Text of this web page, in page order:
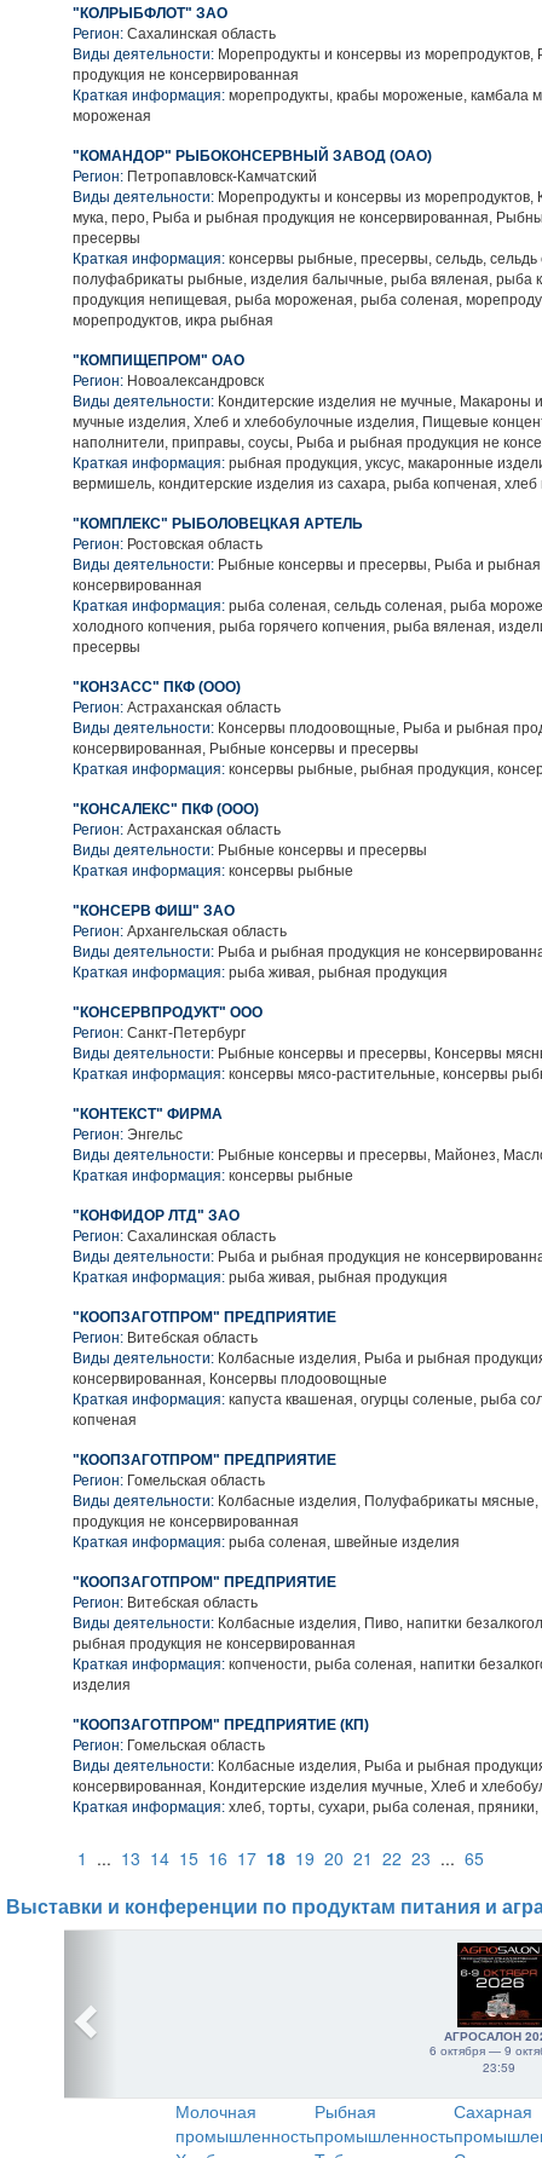
"КОЛРЫБФЛОТ" ЗАО
Регион: Сахалинская область
Виды деятельности: Морепродукты и консервы из
продукция не консервированная
Краткая информация: морепродукты, крабы мороженые, камбала
мороженая
"КОМАНДОР" РЫБОКОНСЕРВНЫЙ ЗАВОД (ОАО)
Регион: Петропавловск-Камчатский
Виды деятельности: Морепродукты и консервы из морепродуктов,
мука, перо, Рыба и рыбная продукция не консервированная,
пресервы
Краткая информация: консервы рыбные, пресервы, сельдь, сельдь
полуфабрикаты рыбные, изделия балычные, рыба вяленая, рыба
продукция непищевая, рыба мороженая, рыба соленая,
морепродуктов, икра рыбная
"КОМПИЩЕПРОМ" ОАО
Регион: Новоалександровск
Виды деятельности: Кондитерские изделия не мучные, Макароны
мучные изделия, Хлеб и хлебобулочные изделия, Пищевые
наполнители, приправы, соусы, Рыба и рыбная продукция не
Краткая информация: рыбная продукция, уксус, макаронные
вермишель, кондитерские изделия из сахара, рыба копченая,
"КОМПЛЕКС" РЫБОЛОВЕЦКАЯ АРТЕЛЬ
Регион: Ростовская область
Виды деятельности: Рыбные консервы и пресервы, Рыба и рыбная
консервированная
Краткая информация: рыба соленая, сельдь соленая, рыба
холодного копчения, рыба горячего копчения, рыба вяленая,
пресервы
"КОНЗАСС" ПКФ (ООО)
Регион: Астраханская область
Виды деятельности: Консервы плодоовощные, Рыба и рыбная
консервированная, Рыбные консервы и пресервы
Краткая информация: консервы рыбные, рыбная продукция,
"КОНСАЛЕКС" ПКФ (ООО)
Регион: Астраханская область
Виды деятельности: Рыбные консервы и пресервы
Краткая информация: консервы рыбные
"КОНСЕРВ ФИШ" ЗАО
Регион: Архангельская область
Виды деятельности: Рыба и рыбная продукция не
Краткая информация: рыба живая, рыбная продукция
"КОНСЕРВПРОДУКТ" ООО
Регион: Санкт-Петербург
Виды деятельности: Рыбные консервы и пресервы, Консервы
Краткая информация: консервы мясо-растительные, консервы
"КОНТЕКСТ" ФИРМА
Регион: Энгельс
Виды деятельности: Рыбные консервы и пресервы, Майонез,
Краткая информация: консервы рыбные
"КОНФИДОР ЛТД" ЗАО
Регион: Сахалинская область
Виды деятельности: Рыба и рыбная продукция не
Краткая информация: рыба живая, рыбная продукция
"КООПЗАГОТПРОМ" ПРЕДПРИЯТИЕ
Регион: Витебская область
Виды деятельности: Колбасные изделия, Рыба и рыбная
консервированная, Консервы плодоовощные
Краткая информация: капуста квашеная, огурцы соленые, рыба
копченая
"КООПЗАГОТПРОМ" ПРЕДПРИЯТИЕ
Регион: Гомельская область
Виды деятельности: Колбасные изделия, Полуфабрикаты
продукция не консервированная
Краткая информация: рыба соленая, швейные изделия
"КООПЗАГОТПРОМ" ПРЕДПРИЯТИЕ
Регион: Витебская область
Виды деятельности: Колбасные изделия, Пиво, напитки
рыбная продукция не консервированная
Краткая информация: копчености, рыба соленая, напитки
изделия
"КООПЗАГОТПРОМ" ПРЕДПРИЯТИЕ (КП)
Регион: Гомельская область
Виды деятельности: Колбасные изделия, Рыба и рыбная
консервированная, Кондитерские изделия мучные, Хлеб и
Краткая информация: хлеб, торты, сухари, рыба соленая, пряники,
1 ... 13 14 15 16 17 18 19 20 21 22 23 ... 65
Выставки и конференции по продуктам питания и
АГРОСАЛОН
6 октября — 9
23:59
Молочная
промышленность
Рыбная
промышленность
Сахарная